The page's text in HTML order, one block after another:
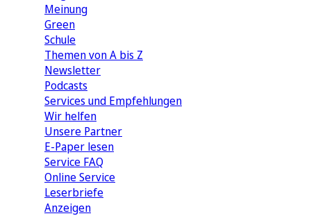
Meinung
Green
Schule
Themen von A bis Z
Newsletter
Podcasts
Services und Empfehlungen
Wir helfen
Unsere Partner
E-Paper lesen
Service FAQ
Online Service
Leserbriefe
Anzeigen